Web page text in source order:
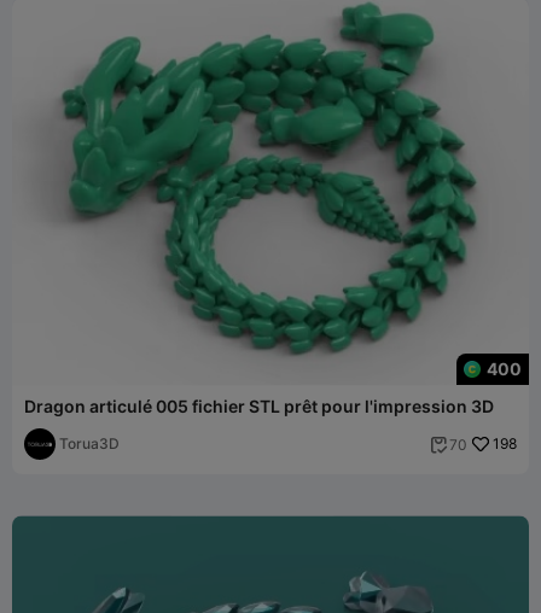
400
Dragon articulé 005 fichier STL prêt pour l'impression 3D
Torua3D  70 198